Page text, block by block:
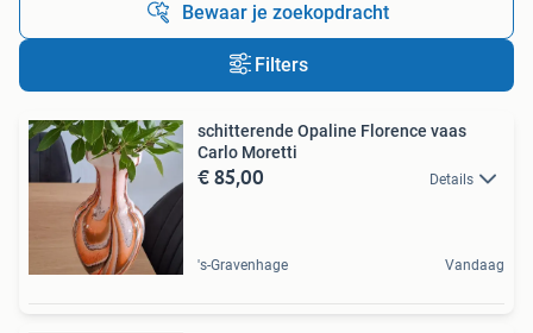
Bewaar je zoekopdracht
Filters
schitterende Opaline Florence vaas
Carlo Moretti
€ 85,00 Details
's-Gravenhage Vandaag